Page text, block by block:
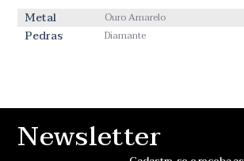
Metal Ouro Amarelo
Pedras Diamante
Newsletter